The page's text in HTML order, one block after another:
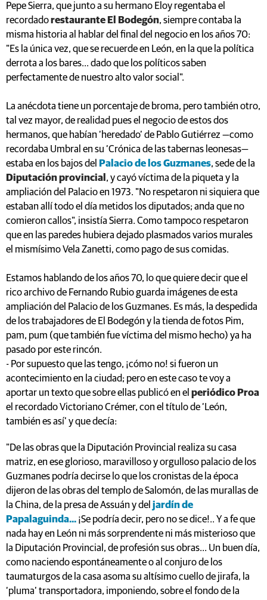
Pepe Sierra, que junto a su hermano Eloy regentaba el
recordadorestaurante El Bodegón, siempre contaba la
misma historia al hablar del final del negocio en los años 70:
"Es la única vez, que se recuerde en León, en la que la política
derrota a los bares... dado que los políticos saben
perfectamente de nuestro alto valor social".
La anécdota tiene un porcentaje de broma, pero también otro,
tal vez mayor, de realidad pues el negocio de estos dos
hermanos, que habían ‘heredado’ de Pablo Gutiérrez —como
recordaba Umbral en su ‘Crónica de las tabernas leonesas—
estaba en los bajos del
Palacio de los Guzmanes, sede de la
Diputación provincial , y cayó víctima de la piqueta y la
ampliación del Palacio en 1973. "No respetaron ni siquiera que
estaban allí todo el día metidos los diputados; anda que no
comieron callos", insistía Sierra. Como tampoco respetaron
que en las paredes hubiera dejado plasmados varios murales
el mismísimo Vela Zanetti, como pago de sus comidas.
Estamos hablando de los años 70, lo que quiere decir que el
rico archivo de Fernando Rubio guarda imágenes de esta
ampliación del Palacio de los Guzmanes. Es más, la despedida
de los trabajadores de El Bodegón y la tienda de fotos Pim,
pam, pum (que también fue víctima del mismo hecho) ya ha
pasado por este rincón.
- Por supuesto que las tengo, ¡cómo no! si fueron un
acontecimiento en la ciudad; pero en este caso te voy a
aportar un texto que sobre ellas publicó en el periódico Proa
el recordado Victoriano Crémer, con el título de ‘León,
también es así’ y que decía:
"De las obras que la Diputación Provincial realiza su casa
matriz, en ese glorioso, maravilloso y orgulloso palacio de los
Guzmanes podría decirse lo que los cronistas de la época
dijeron de las obras del templo de Salomón, de las murallas de
la China, de la presa de Assuán y del jardín de
Papalaguinda... ¡Se podría decir, pero no se dice!.. Y a fe que
nada hay en León ni más sorprendente ni más misterioso que
la Diputación Provincial, de profesión sus obras... Un buen día,
como naciendo espontáneamente o al conjuro de los
taumaturgos de la casa asoma su altísimo cuello de jirafa, la
‘pluma’ transportadora, imponiendo, sobre el fondo de la